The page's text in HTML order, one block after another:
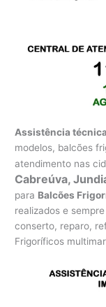
Assistência
modelos, balcões
atendimento nas
Cabreúva,
para Balcões
realizados e
conserto, reparo,
Frigoríficos